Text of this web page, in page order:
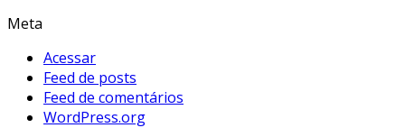
Meta
Acessar
Feed de posts
Feed de comentários
WordPress.org